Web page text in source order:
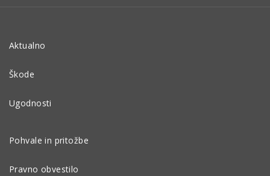
Aktualno
Škode
Ugodnosti
Pohvale in pritožbe
Pravno obvestilo